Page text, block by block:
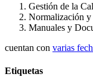
Gestión de la
Normalización
Manuales y
cuentan con varias
Etiquetas